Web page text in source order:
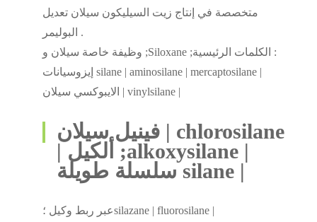
متخصصة في إنتاج زيت السيليكون سيلان تعديل
البوليمر .
وظيفة خاصة سيلان و ;Siloxane ;الكلمات الرئيسية :
إيزوسيانات silane | aminosilane | mercaptosilane |
الايبوكسي سيلان | vinylsilane |
فينيل سيلان | chlorosilane
| ألكيل ;alkoxysilane |
سلسلة طويلة silane |
عبر ربط وكيل ؛silazane | fluorosilane |